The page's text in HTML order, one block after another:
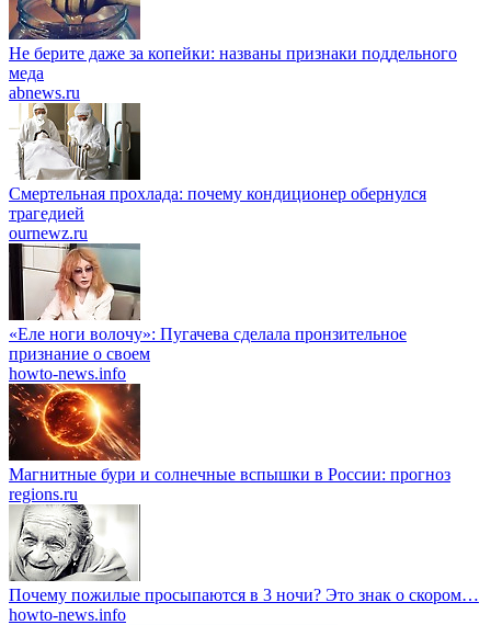
Не берите даже за копейки: названы признаки поддельного
меда
abnews.ru
Смертельная прохлада: почему кондиционер обернулся
трагедией
ournewz.ru
«Еле ноги волочу»: Пугачева сделала пронзительное
признание о своем
howto-news.info
Магнитные бури и солнечные вспышки в России: прогноз
regions.ru
Почему пожилые просыпаются в 3 ночи? Это знак о скором…
howto-news.info